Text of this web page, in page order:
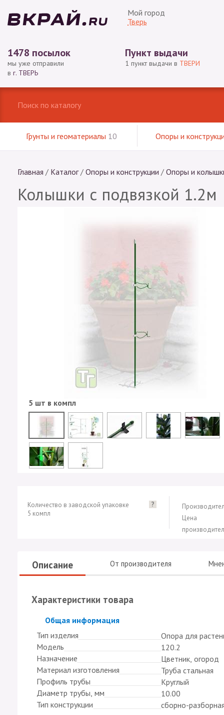
Мой город
Тверь
1478 посылок
мы уже отправили
в г. ТВЕРЬ
Пункт выдачи
1 пункт выдачи в ТВЕРИ
Грунты и геоматериалы 10 Опоры и
Главная / Каталог / Опоры и конструкции / Опоры и
Колышки с подвязкой 1.2м
5 шт в компл
?
Количество в заводской упаковке
5 компл
Цена
Описание От производителя
Характеристики товара
Скрыть
Общая информация
Тип изделия
Опора для
Модель
120.2
Назначение
Цветник, огород
Материал изготовления
Труба стальная
Профиль трубы
Круглый
Диаметр трубы, мм
10.00
Тип конструкции
сборно-